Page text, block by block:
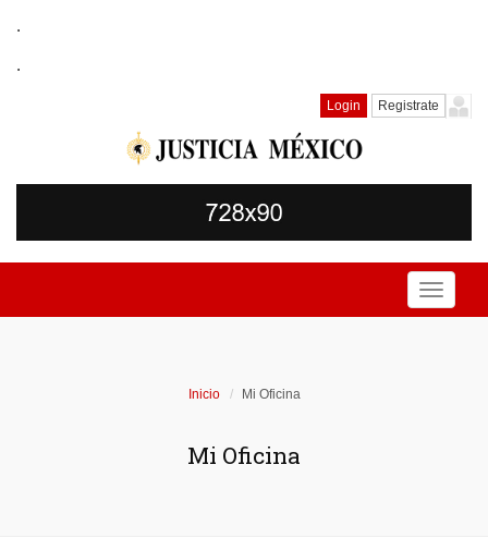
.
.
Login Registrate
Toggle
Inicio Mi Oficina
Mi Oficina